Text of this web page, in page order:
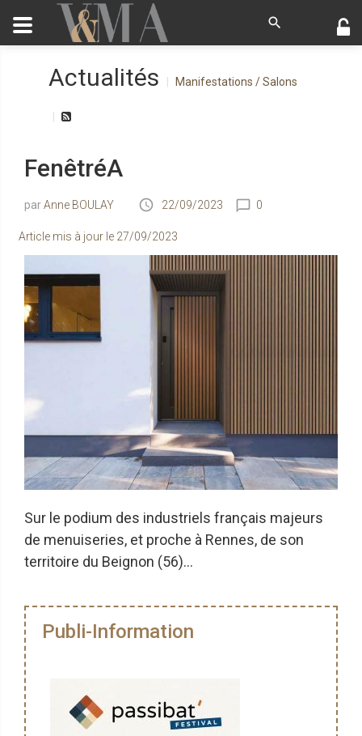
Actualités Manifestations / Salons
FenêtréA
Anne BOULAY 22/09/2023 0
Article mis à jour le 27/09/2023
Sur le podium des industriels français majeurs
de menuiseries, et proche à Rennes, de son
territoire du Beignon (56)...
Publi-Information